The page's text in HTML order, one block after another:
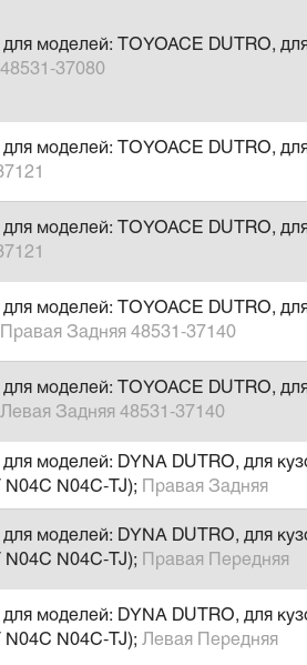
моделей: TOYOACE DUTRO,
48531-37080
моделей: TOYOACE DUTRO,
моделей: TOYOACE DUTRO,
моделей: TOYOACE DUTRO,
Правая Задняя 48531-37140
моделей: TOYOACE DUTRO,
Левая Задняя 48531-37140
моделей: DYNA DUTRO, для
N04C N04C-TJ);
Правая Задняя
моделей: DYNA DUTRO, для
N04C N04C-TJ);
Правая Передняя
моделей: DYNA DUTRO, для
N04C N04C-TJ); Левая Передняя